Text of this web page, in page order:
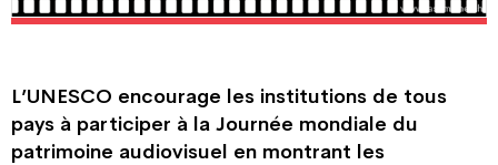
L’UNESCO encourage les institutions de tous
pays à participer à la Journée mondiale du
patrimoine audiovisuel en montrant les